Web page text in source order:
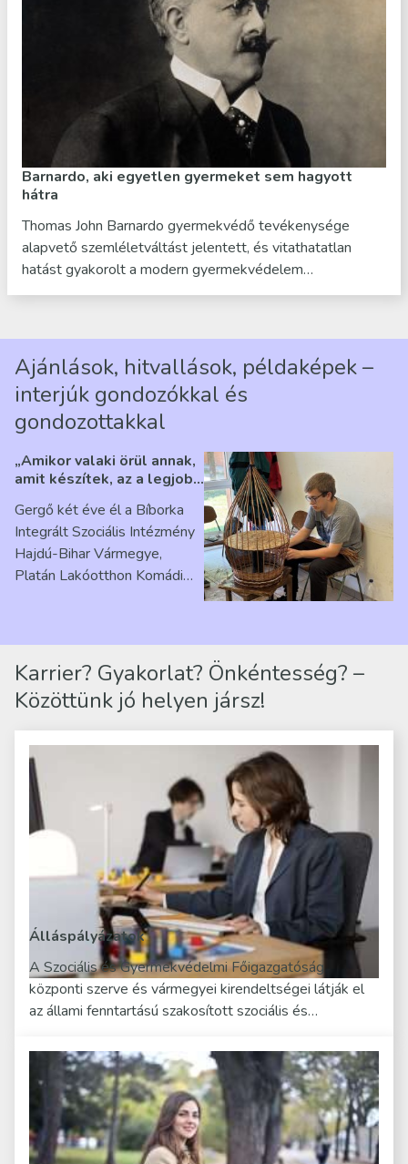
Barnardo, aki egyetlen gyermeket sem hagyott
hátra
Thomas John Barnardo gyermekvédő tevékenysége
alapvető szemléletváltást jelentett, és vitathatatlan
hatást gyakorolt a modern gyermekvédelem…
Ajánlások, hitvallások, példaképek –
interjúk gondozókkal és
gondozottakkal
„Amikor valaki örül annak,
amit készítek, az a legjobb
Ribárszky Gergő ellátottal
Gergő két éve él a Bíborka
Integrált Szociális Intézmény
Hajdú-Bihar Vármegye,
Platán Lakóotthon Komádi
Karrier? Gyakorlat? Önkéntesség? –
Közöttünk jó helyen jársz!
Álláspályázatok
A Szociális és Gyermekvédelmi Főigazgatóság
központi szerve és vármegyei kirendeltségei látják el
az állami fenntartású szakosított szociális és…